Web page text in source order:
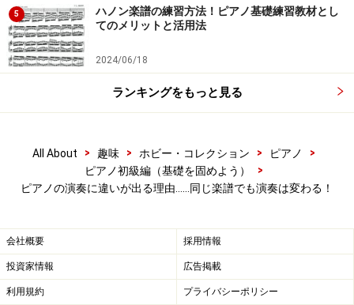
と同じように、表情に乏しくただ正確な音が鳴っている
だけの演奏もあまり上手には聞こえません。
演奏の上手い下手は、弾く人の表現力で決まると言って
も過言ではありません。表現は豊かであればあるほど、
のイメージをもつ ことが大切です。
い」、または「何をどのように表現していいのかわから
ない」という人も少なくないと思いますが、それでは人
に伝わる音楽は奏でられません。ピアノの練習という
と、どうしても指を動かすことに意識が偏りがちです
5
ハノン楽譜の練習方法！ピアノ基礎練習教材とし
てのメリットと活用法
2024/06/18
ランキングをもっと見る
All About > 趣味 > ホビー・コレクション > ピアノ
>
ピアノ初級編（基礎を固めよう）
>
ピアノの演奏に違いが出る理由……同じ楽譜でも演奏は変わる！
会社概要 採用情報
投資家情報 広告掲載
利用規約 プライバシーポリシー